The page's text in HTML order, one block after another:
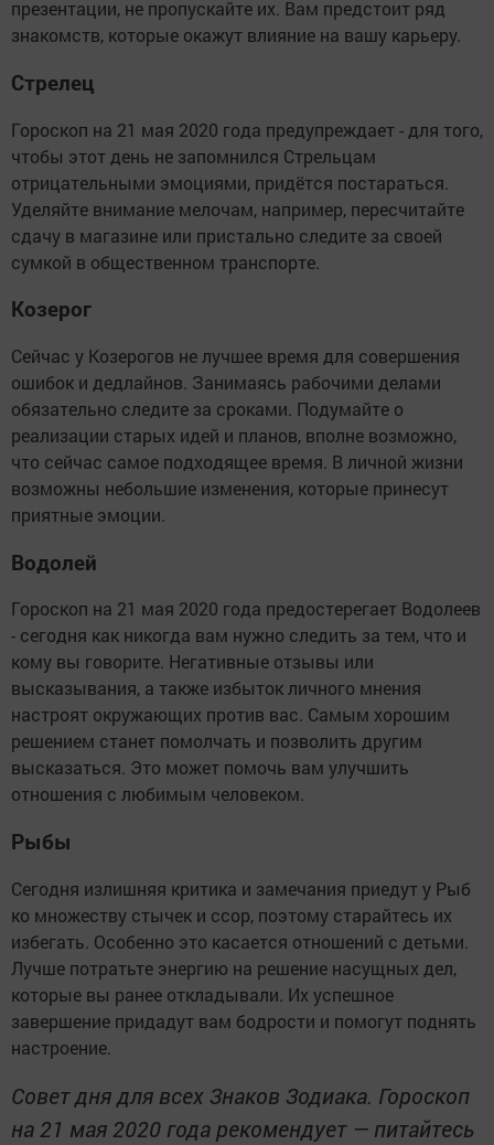
презентации, не пропускайте их. Вам предстоит ряд
знакомств, которые окажут влияние на вашу карьеру.
Стрелец
Гороскоп на 21 мая 2020 года предупреждает - для того,
чтобы этот день не запомнился Стрельцам
отрицательными эмоциями, придётся постараться.
Уделяйте внимание мелочам, например, пересчитайте
сдачу в магазине или пристально следите за своей
сумкой в общественном транспорте.
Козерог
Сейчас у Козерогов не лучшее время для совершения
ошибок и дедлайнов. Занимаясь рабочими делами
обязательно следите за сроками. Подумайте о
реализации старых идей и планов, вполне возможно,
что сейчас самое подходящее время. В личной жизни
возможны небольшие изменения, которые принесут
приятные эмоции.
Водолей
Гороскоп на 21 мая 2020 года предостерегает Водолеев
- сегодня как никогда вам нужно следить за тем, что и
кому вы говорите. Негативные отзывы или
высказывания, а также избыток личного мнения
настроят окружающих против вас. Самым хорошим
решением станет помолчать и позволить другим
высказаться. Это может помочь вам улучшить
отношения с любимым человеком.
Рыбы
Сегодня излишняя критика и замечания приедут у Рыб
ко множеству стычек и ссор, поэтому старайтесь их
избегать. Особенно это касается отношений с детьми.
Лучше потратьте энергию на решение насущных дел,
которые вы ранее откладывали. Их успешное
завершение придадут вам бодрости и помогут поднять
настроение.
Совет дня для всех Знаков Зодиака. Гороскоп
на 21 мая 2020 года рекомендует — питайтесь